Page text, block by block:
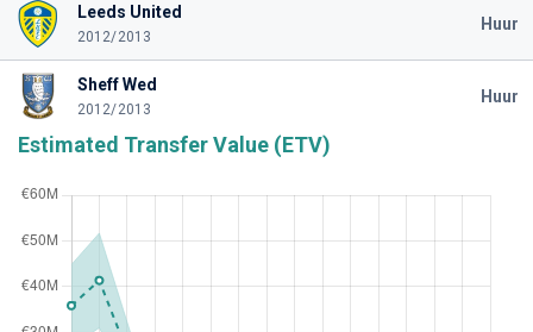
Leeds United
2012/2013
Huur
Sheff Wed
2012/2013
Huur
Estimated Transfer Value (ETV)